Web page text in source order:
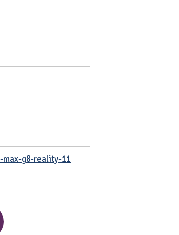
g8-reality-11